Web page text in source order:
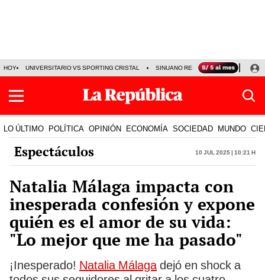
HOY UNIVERSITARIO VS SPORTING CRISTAL SINUANO RESULTADOS HOY
LO ÚLTIMO POLÍTICA OPINIÓN ECONOMÍA SOCIEDAD MUNDO
Espectáculos 10 Jul 2025 | 10:21 h
Natalia Málaga impacta con
inesperada confesión y expone
quién es el amor de su vida:
"Lo mejor que me ha pasado"
¡Inesperado! Natalia Málagadejó en shock a